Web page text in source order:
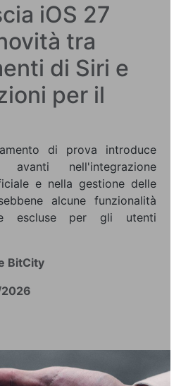
iOS 27
tra
di Siri e
per il
di prova introduce
avanti nell'integrazione
e nella gestione delle
alcune funzionalità
escluse per gli utenti
BitCity